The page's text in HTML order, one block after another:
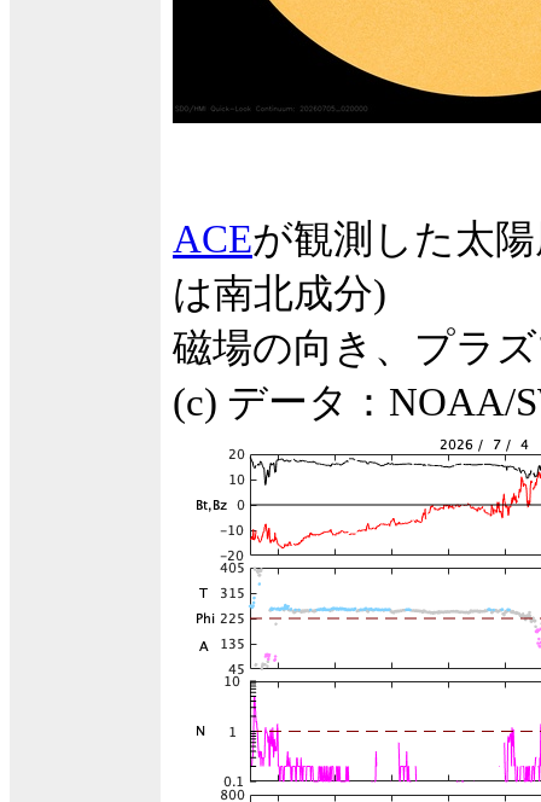
ACEが観測した太
は南北成分)
磁場の向き、プラ
(c) データ：NOAA/